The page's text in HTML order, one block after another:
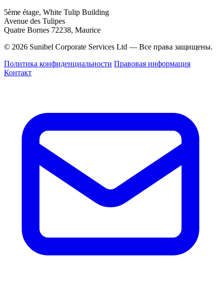
5ème étage, White Tulip Building
Avenue des Tulipes
Quatre Bornes 72238, Maurice
© 2026 Sunibel Corporate Services Ltd — Все права защищены.
Политика конфиденциальности Правовая информация
Контакт